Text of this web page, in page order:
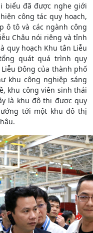
biểu đã được nghe giới
công tác quy hoạch,
ô tô và các ngành công
Châu nói riêng và tỉnh
quy hoạch Khu tân Liễu
quát quá trình quy
Đông của thành phố
khu công nghiệp sáng
khu công viên sinh thái
là khu đô thị được quy
tới một khu đô thị